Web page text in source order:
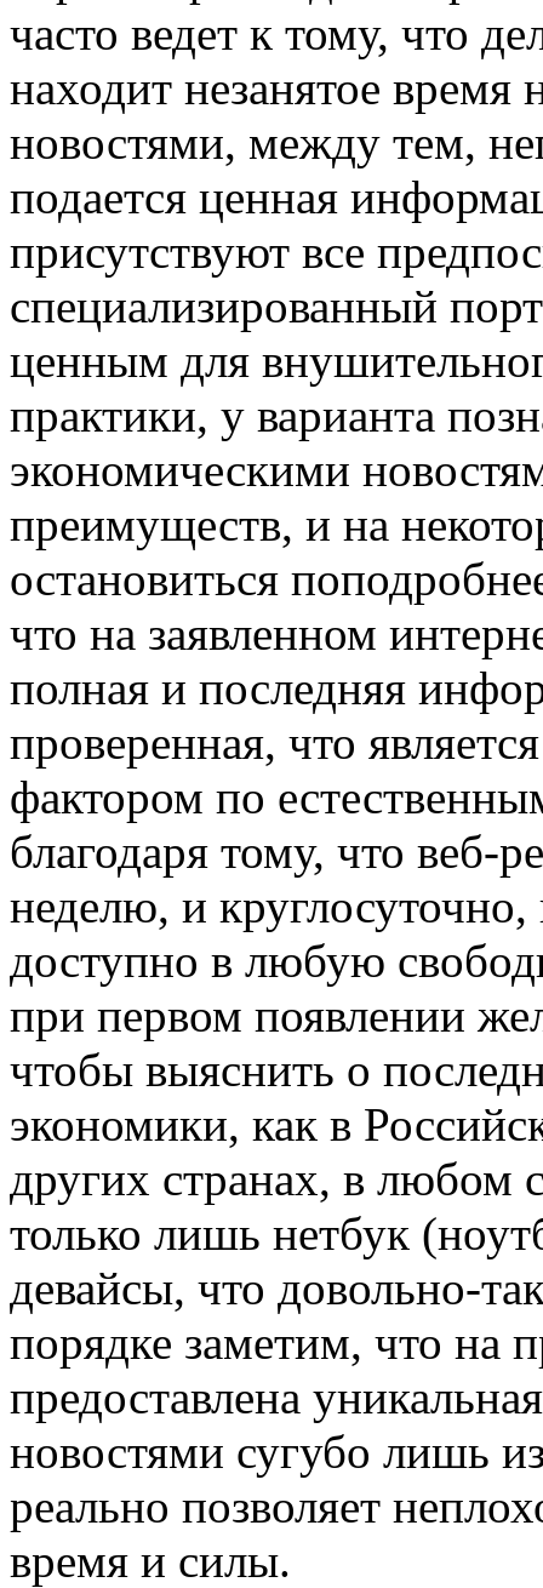
часто ведет к тому, что
находит незанятое
новостями, между тем,
подается ценная
присутствуют все
специализированный
ценным для
практики, у варианта
экономическими
преимуществ, и на
остановиться
что на заявленном
полная и последняя
проверенная, что
фактором по
благодаря тому, что веб-
неделю, и
доступно в любую
при первом появлении
чтобы выяснить о
экономики, как в
других странах, в любом
только лишь нетбук
девайсы, что довольно-
порядке заметим, что на
предоставлена
новостями сугубо лишь
реально позволяет
время и силы.